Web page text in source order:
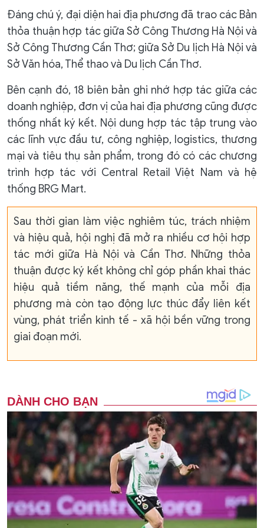
Đáng chú ý, đại diện hai địa phương đã trao các Bản
thỏa thuận hợp tác giữa Sở Công Thương Hà Nội và
Sở Công Thương Cần Thơ; giữa Sở Du lịch Hà Nội và
Sở Văn hóa, Thể thao và Du lịch Cần Thơ.
Bên cạnh đó, 18 biên bản ghi nhớ hợp tác giữa các
doanh nghiệp, đơn vị của hai địa phương cũng được
thống nhất ký kết. Nội dung hợp tác tập trung vào
các lĩnh vực đầu tư, công nghiệp, logistics, thương
mại và tiêu thụ sản phẩm, trong đó có các chương
trình hợp tác với Central Retail Việt Nam và hệ
thống BRG Mart.
Sau thời gian làm việc nghiêm túc, trách nhiệm
và hiệu quả, hội nghị đã mở ra nhiều cơ hội hợp
tác mới giữa Hà Nội và Cần Thơ. Những thỏa
thuận được ký kết không chỉ góp phần khai thác
hiệu quả tiềm năng, thế mạnh của mỗi địa
phương mà còn tạo động lực thúc đẩy liên kết
vùng, phát triển kinh tế - xã hội bền vững trong
giai đoạn mới.